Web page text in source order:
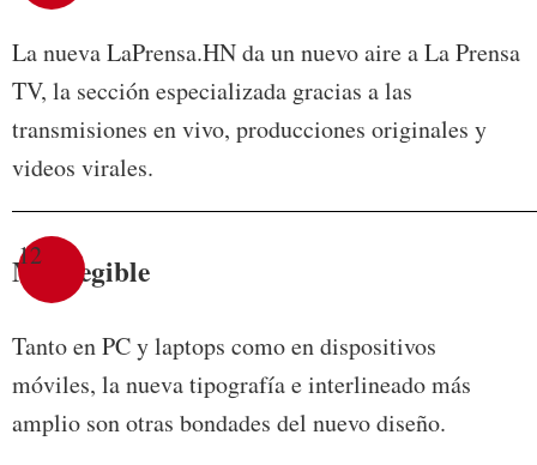
La nueva LaPrensa.HN da un nuevo aire a La Prensa
TV, la sección especializada gracias a las
transmisiones en vivo, producciones originales y
videos virales.
12
Más legible
Tanto en PC y laptops como en dispositivos
móviles, la nueva tipografía e interlineado más
amplio son otras bondades del nuevo diseño.